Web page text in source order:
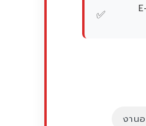
✅
งาน